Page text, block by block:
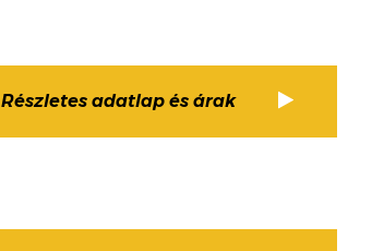
Részletes adatlap és árak